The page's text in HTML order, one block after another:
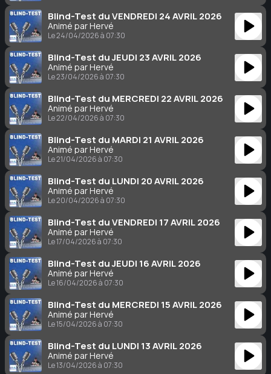
Blind-Test du VENDREDI 24 AVRIL 2026
Animé par Hervé
Le 24/04/2026 à 07:30
Blind-Test du JEUDI 23 AVRIL 2026
Animé par Hervé
Le 23/04/2026 à 07:30
Blind-Test du MERCREDI 22 AVRIL 2026
Animé par Hervé
Le 22/04/2026 à 07:30
Blind-Test du MARDI 21 AVRIL 2026
Animé par Hervé
Le 21/04/2026 à 07:30
Blind-Test du LUNDI 20 AVRIL 2026
Animé par Hervé
Le 20/04/2026 à 07:30
Blind-Test du VENDREDI 17 AVRIL 2026
Animé par Hervé
Le 17/04/2026 à 07:30
Blind-Test du JEUDI 16 AVRIL 2026
Animé par Hervé
Le 16/04/2026 à 07:30
Blind-Test du MERCREDI 15 AVRIL 2026
Animé par Hervé
Le 15/04/2026 à 07:30
Blind-Test du LUNDI 13 AVRIL 2026
Animé par Hervé
Le 13/04/2026 à 07:30